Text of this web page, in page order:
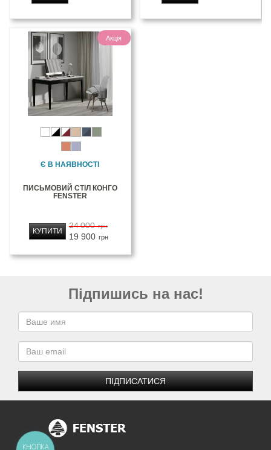
Акція
Є В НАЯВНОСТІ
ПИСЬМОВИЙ СТІЛ КОНГО
FENSTER
24 000 грн
19 900 грн
КУПИТИ
Підпишись на нас!
ПІДПИСАТИСЯ
КНОПКА